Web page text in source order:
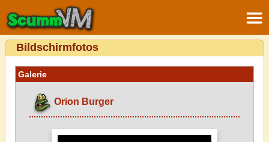
Bildschirmfotos
Galerie
Orion Burger